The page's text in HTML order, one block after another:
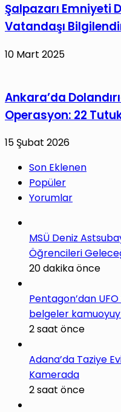
Şalpazarı Emniyeti
Vatandaşı
10 Mart 2025
Ankara’da
Operasyon: 22
15 Şubat 2026
Son Eklenen
Popüler
Yorumlar
MSÜ Deniz
Öğrencileri
20 dakika önce
Pentagon’dan UFO
belgeler
2 saat önce
Adana’da Taziye
Kamerada
2 saat önce